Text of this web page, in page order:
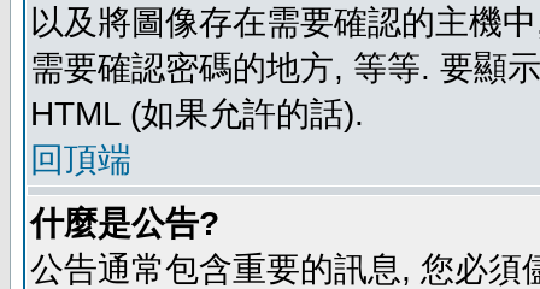
以及將圖像存在需要確認的主機
需要確認密碼的地方, 等等. 要顯
HTML (如果允許的話).
回頂端
什麼是公告?
公告通常包含重要的訊息, 您必